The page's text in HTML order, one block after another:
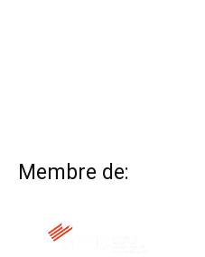
Membre de: